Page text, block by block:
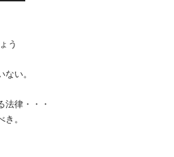
う
い。
法律・・・
。